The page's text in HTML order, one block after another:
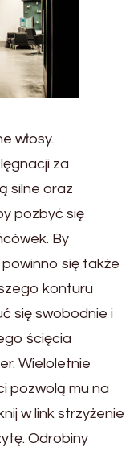
włosy.
za
silne oraz
pozbyć się
By
się także
konturu
się swobodnie i
ścięcia
Wieloletnie
pozwolą mu na
w link strzyżenie
Odrobiny